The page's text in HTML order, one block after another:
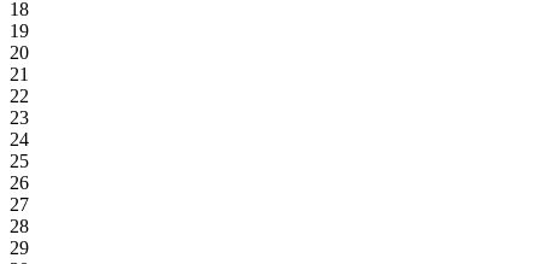
18
19
20
21
22
23
24
25
26
27
28
29